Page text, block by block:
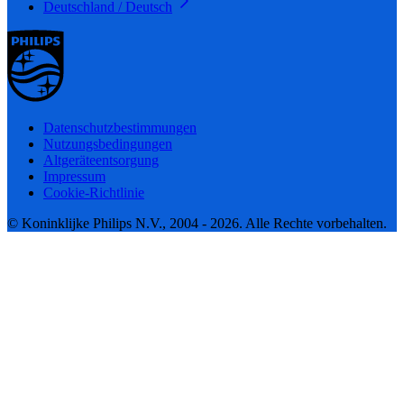
Deutschland / Deutsch
Datenschutzbestimmungen
Nutzungsbedingungen
Altgeräteentsorgung
Impressum
Cookie-Richtlinie
© Koninklijke Philips N.V., 2004 - 2026. Alle Rechte vorbehalten.